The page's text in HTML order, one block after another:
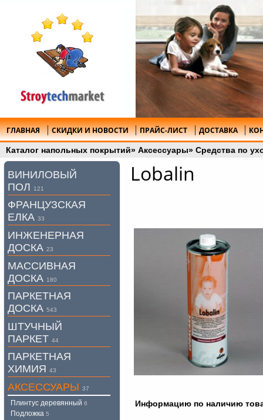
ГЛАВНАЯ СКИДКИ И НОВОСТИ ПРАЙС-ЛИСТ ДОСТАВКА
Каталог напольных покрытий» Аксессуары» Средства по
Lobalin
Информацию по наличию
ВИНИЛОВЫЙ
ПОЛ
121
ФРАНЦУЗСКАЯ
ЕЛКА 33
ИНЖЕНЕРНАЯ
ДОСКА 23
МАССИВНАЯ
ДОСКА 180
ПАРКЕТНАЯ
ДОСКА 543
ШТУЧНЫЙ
ПАРКЕТ 44
ПАРКЕТНАЯ
ХИМИЯ 43
АКСЕССУАРЫ 37
Плинтус деревянный 6
Подложка 5